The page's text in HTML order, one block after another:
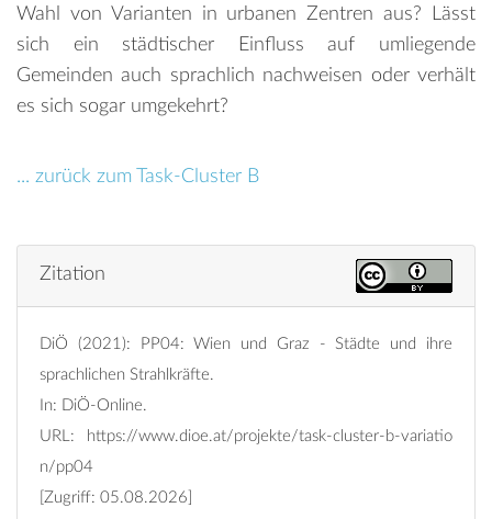
Wahl von Varianten in urbanen Zentren aus? Lässt
sich ein städtischer Einfluss auf umliegende
Gemeinden auch sprachlich nachweisen oder verhält
es sich sogar umgekehrt?
... zurück zum Task-Cluster B
Zitation
DiÖ (2021): PP04: Wien und Graz - Städte und ihre
sprachlichen Strahlkräfte.
In: DiÖ-Online.
URL:
https://www.dioe.at/projekte/task-cluster-b-variatio
n/pp04
[Zugriff: 05.08.2026]